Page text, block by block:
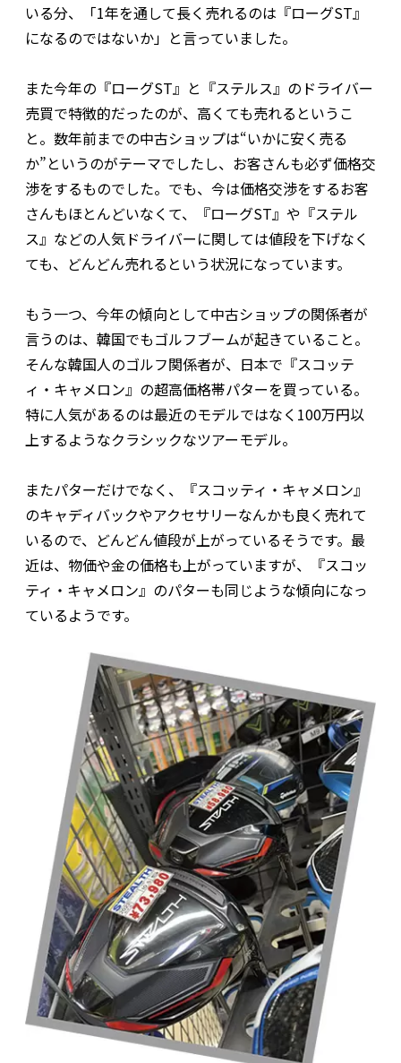
いる分、「1年を通して長く売れるのは『ローグST』
になるのではないか」と言っていました。
また今年の『ローグST』と『ステルス』のドライバー
売買で特徴的だったのが、高くても売れるというこ
と。数年前までの中古ショップは“いかに安く売る
か”というのがテーマでしたし、お客さんも必ず価格交
渉をするものでした。でも、今は価格交渉をするお客
さんもほとんどいなくて、『ローグST』や『ステル
ス』などの人気ドライバーに関しては値段を下げなく
ても、どんどん売れるという状況になっています。
もう一つ、今年の傾向として中古ショップの関係者が
言うのは、韓国でもゴルフブームが起きていること。
そんな韓国人のゴルフ関係者が、日本で『スコッテ
ィ・キャメロン』の超高価格帯パターを買っている。
特に人気があるのは最近のモデルではなく100万円以
上するようなクラシックなツアーモデル。
またパターだけでなく、『スコッティ・キャメロン』
のキャディバックやアクセサリーなんかも良く売れて
いるので、どんどん値段が上がっているそうです。最
近は、物価や金の価格も上がっていますが、『スコッ
ティ・キャメロン』のパターも同じような傾向になっ
ているようです。